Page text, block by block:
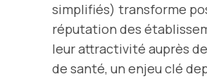
simplifiés) transforme
réputation des
leur attractivité auprès
de santé, un enjeu clé